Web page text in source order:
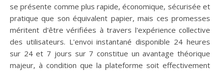
se présente comme plus rapide, économique, sécurisée et
pratique que son équivalent papier, mais ces promesses
méritent d'être vérifiées à travers l'expérience collective
des utilisateurs. L'envoi instantané disponible 24 heures
sur 24 et 7 jours sur 7 constitue un avantage théorique
majeur, à condition que la plateforme soit effectivement